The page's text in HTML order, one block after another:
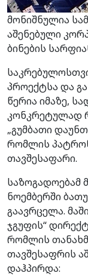
მონიშნულია
აშენებული
ბინების
პროექტსა და
წერია იმაზე,
კონკრეტულად
„გუმბათი
რომლის
თავშესაფარი.
საზოგადოებამ
ნოემბერში
გაავრცელა.
ჯგუფის“
რომლის
თავშესაფრის
დაჰპირდა: